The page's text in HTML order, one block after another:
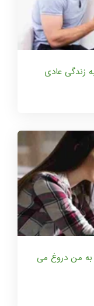
زندگی عادی
به من دروغ می